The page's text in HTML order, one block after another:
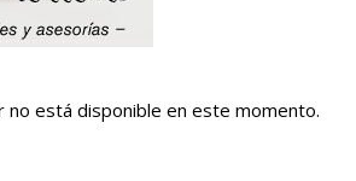
está disponible en este momento.